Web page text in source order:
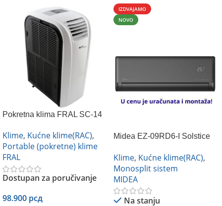
Pokretna klima FRAL SC-14
Klime, Kućne klime(RAC),
Portable (pokretne) klime
FRAL
Dostupan za poručivanje
98.900 рсд
IZDVAJAMO
NOVO
Midea EZ-09RD6-I Solstice
Klime, Kućne klime(RAC),
Monosplit sistem
MIDEA
Na stanju